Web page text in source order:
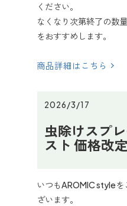
ください。
なくなり次第終了の数
をおすすめします。
商品詳細はこちら
2026/3/17
虫除けスプ
スト 価格改
いつもAROMIC style
ざいます。